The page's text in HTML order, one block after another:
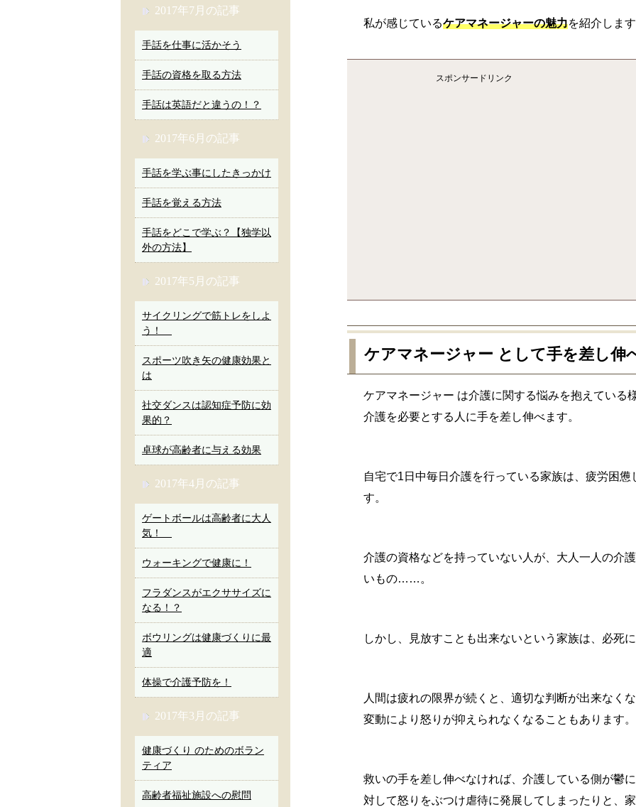
私が感じているケアマネージャーの魅力を紹介しま
スポンサードリンク
ケアマネージャー として手を差し伸
ケアマネージャー は介護に関する悩みを抱えている
介護を必要とする人に手を差し伸べます。
自宅で1日中毎日介護を行っている家族は、疲労困
す。
介護の資格などを持っていない人が、大人一人の介
いもの……。
しかし、見放すことも出来ないという家族は、必死
人間は疲れの限界が続くと、適切な判断が出来なく
変動により怒りが抑えられなくなることもあります。
救いの手を差し伸べなければ、介護している側が鬱
対して怒りをぶつけ虐待に発展してしまったりと、
2017年7月の記事
手話を仕事に活かそう
手話の資格を取る方法
手話は英語だと違うの！？
2017年6月の記事
手話を学ぶ事にしたきっかけ
手話を覚える方法
手話をどこで学ぶ？【独学以
外の方法】
2017年5月の記事
サイクリングで筋トレをしよ
う！
スポーツ吹き矢の健康効果と
は
社交ダンスは認知症予防に効
果的？
卓球が高齢者に与える効果
2017年4月の記事
ゲートボールは高齢者に大人
気！
ウォーキングで健康に！
フラダンスがエクササイズに
なる！？
ボウリングは健康づくりに最
適
体操で介護予防を！
2017年3月の記事
健康づくり のためのボラン
ティア
高齢者福祉施設への慰問